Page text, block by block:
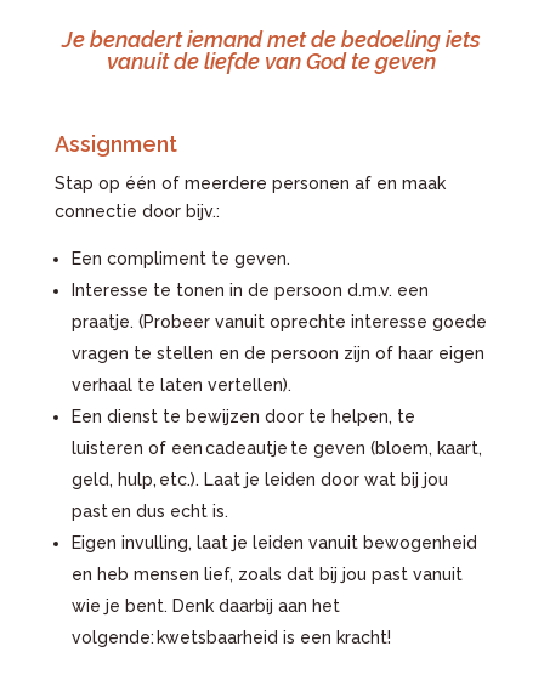
Je benadert iemand met de bedoeling iets
vanuit de liefde van God te geven
Assignment
Stap op één of meerdere personen af en maak
connectie door bijv.:
Een compliment te geven.
Interesse te tonen in de persoon d.m.v. een
praatje. (Probeer vanuit oprechte interesse goede
vragen te stellen en de persoon zijn of haar eigen
verhaal te laten vertellen).
Een dienst te bewijzen door te helpen, te
luisteren of een cadeautje te geven (bloem, kaart,
geld, hulp, etc.). Laat je leiden door wat bij jou
past en dus echt is.
Eigen invulling, laat je leiden vanuit bewogenheid
en heb mensen lief, zoals dat bij jou past vanuit
wie je bent. Denk daarbij aan het
volgende: kwetsbaarheid is een kracht!